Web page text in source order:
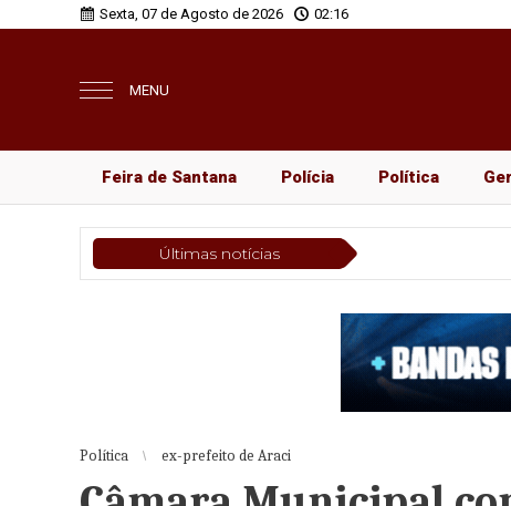
Sexta, 07 de Agosto de 2026 02:16
MENU
Feira de Santana Polícia Política
Últimas notícias
Política ex-prefeito de Araci